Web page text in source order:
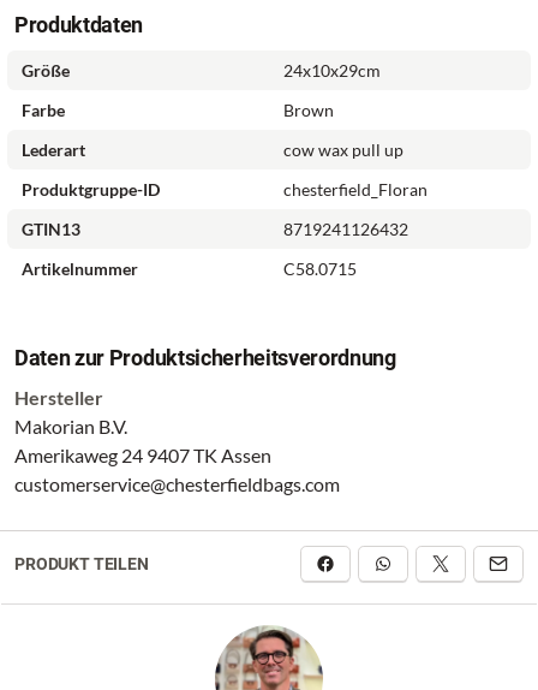
Produktdaten
Größe
24x10x29cm
Farbe
Brown
Lederart
cow wax pull up
Produktgruppe-ID
chesterfield_Floran
GTIN13
8719241126432
Artikelnummer
C58.0715
Daten zur Produktsicherheitsverordnung
Hersteller
Makorian B.V.
Amerikaweg 24 9407 TK Assen
customerservice@chesterfieldbags.com
PRODUKT TEILEN